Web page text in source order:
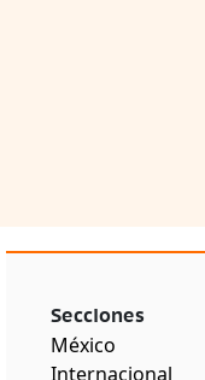
Secciones
México
Internacional